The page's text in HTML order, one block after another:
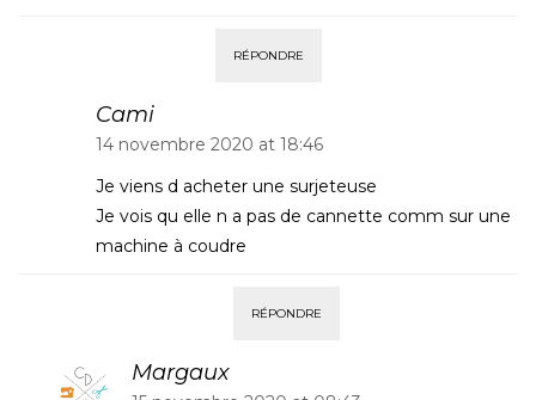
RÉPONDRE
Cami
14 novembre 2020 at 18:46
Je viens d acheter une surjeteuse
Je vois qu elle n a pas de cannette comm sur une
machine à coudre
RÉPONDRE
Margaux